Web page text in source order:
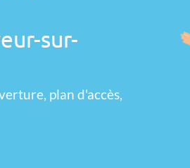
sur-
plan d'accès,